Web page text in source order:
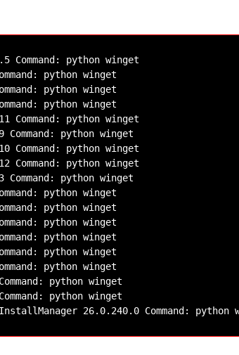
Command: python winget
python winget
python winget
python winget
Command: python winget
python winget
Command: python winget
Command: python winget
python winget
python winget
python winget
python winget
python winget
python winget
python winget
python winget
python winget
26.0.240.0 Command: python